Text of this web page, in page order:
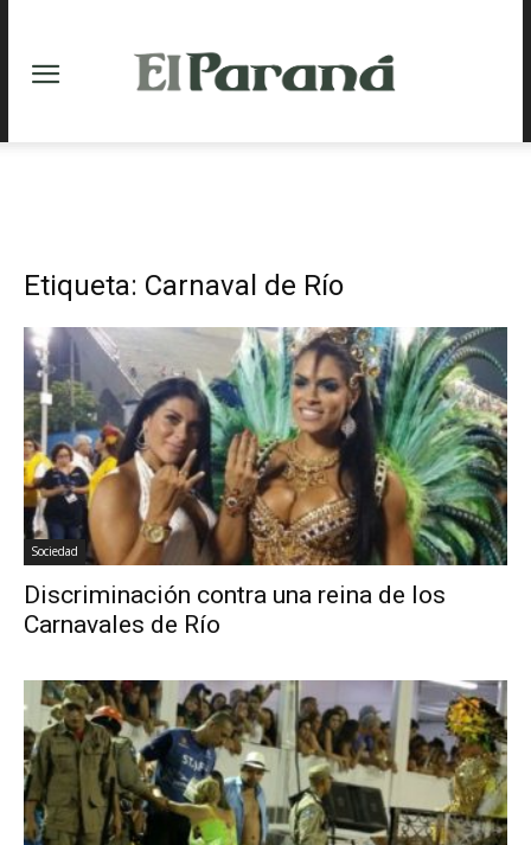
Etiqueta: Carnaval de Río
Sociedad
Discriminación contra una reina de los
Carnavales de Río